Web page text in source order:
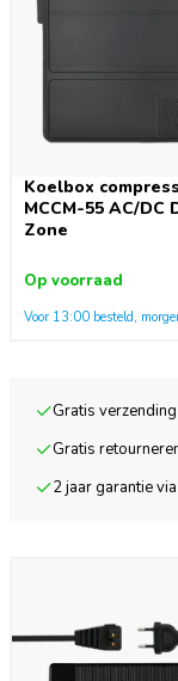
Koelbox
MCCM-55 AC/DC
Zone
Op voorraad
Voor 13:00 besteld,
Gratis
Gratis
2 jaar garantie